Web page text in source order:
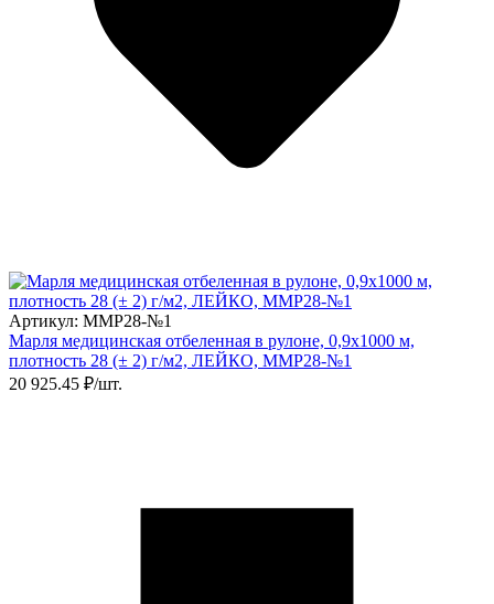
Артикул: ММР28-№1
Марля медицинская отбеленная в рулоне, 0,9х1000 м,
плотность 28 (± 2) г/м2, ЛЕЙКО, ММР28-№1
20 925.45 ₽/шт.